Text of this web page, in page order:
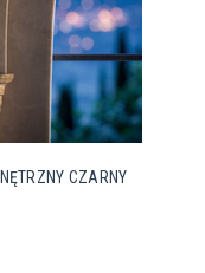
CZARNY